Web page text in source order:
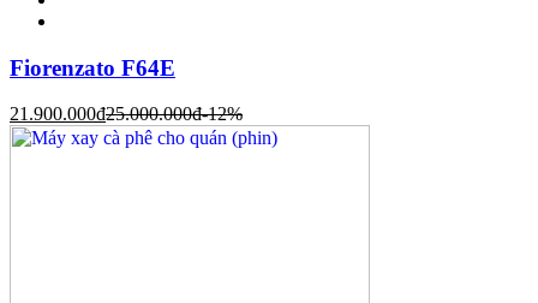
Fiorenzato F64E
21.900.000đ25.000.000đ-12%